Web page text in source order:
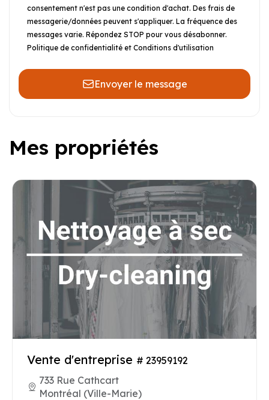
consentement n'est pas une condition d'achat. Des frais de
messagerie/données peuvent s'appliquer. La fréquence des
messages varie. Répondez STOP pour vous désabonner.
Politique de confidentialité et Conditions d'utilisation
Envoyer le message
Mes propriétés
Vente d'entreprise # 23959192
733 Rue Cathcart
Montréal (Ville-Marie)